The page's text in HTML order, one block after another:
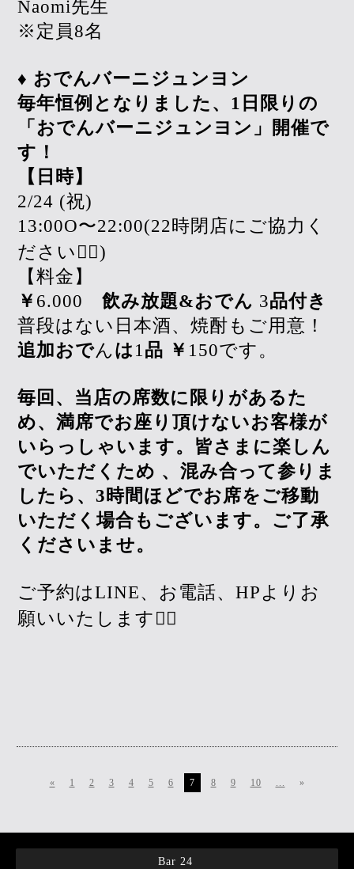
Naomi先生
※定員8名
♦︎ おでんバーニジュンヨン
毎年恒例となりました、1日限りの
「おでんバーニジュンヨン」開催で
す！
【日時】
2/24 (祝)
13:00O〜22:00(22時閉店にご協力く
ださい🙇‍♀️)
【料金】
￥ 6.000 飲み放題&おでん 3品付き
普段はない日本酒、焼酎もご用意！
追加おでんは1品 ￥ 150です。
毎回、当店の席数に限りがあるた
め、満席でお座り頂けないお客様が
いらっしゃいます。皆さまに楽しん
でいただくため 、混み合って参りま
したら、3時間ほどでお席をご移動
いただく場合もございます。ご了承
くださいませ。
ご予約はLINE、お電話、HPよりお
願いいたします🙇‍♀️
« 1 2 3 4 5 6 7 8 9 10 ... »
Bar 24